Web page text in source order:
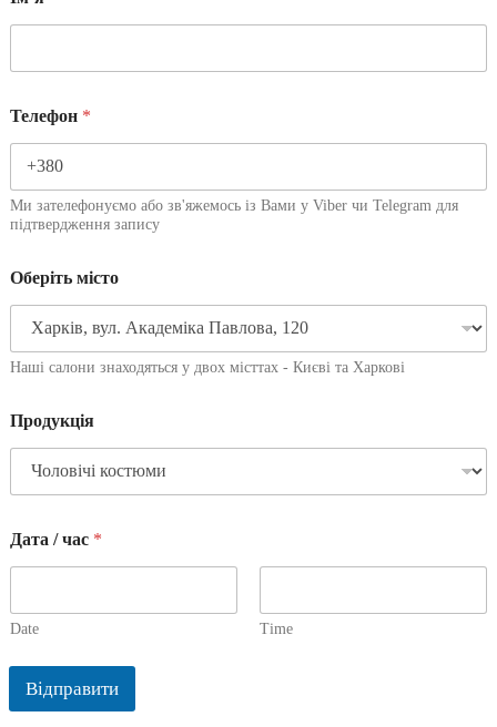
Телефон *
Ми зателефонуємо або зв'яжемось із Вами у Viber чи Telegram для
підтвердження запису
Оберіть місто
Наші салони знаходяться у двох місттах - Києві та Харкові
Продукція
Дата / час *
Date Time
Відправити